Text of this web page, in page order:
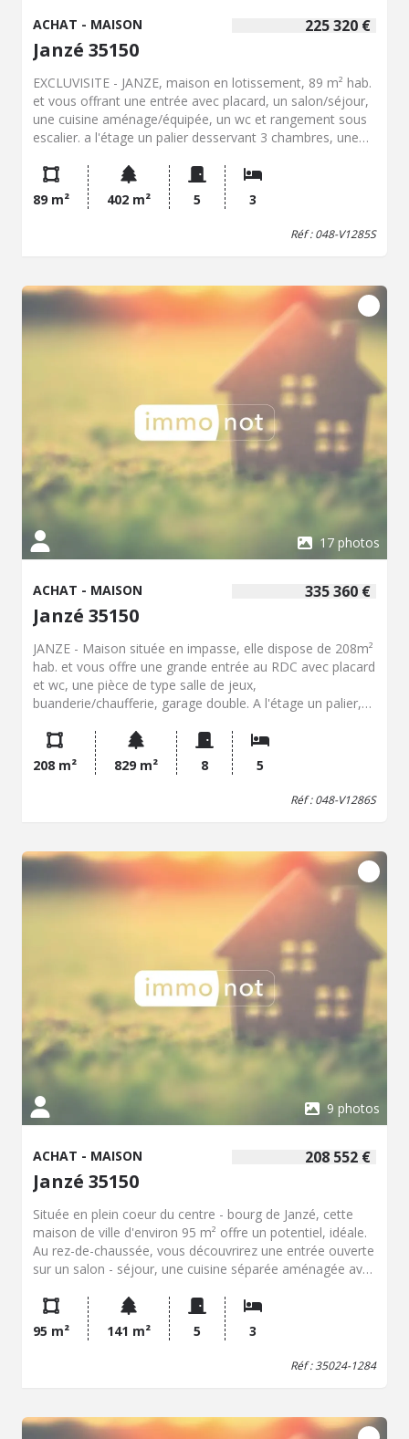
225 320 €
ACHAT - MAISON
Janzé 35150
EXCLUVISITE - JANZE, maison en lotissement, 89 m² hab.
et vous offrant une entrée avec placard, un salon/séjour,
une cuisine aménage/équipée, un wc et rangement sous
escalier. a l'étage un palier desservant 3 chambres, une
89 m² 402 m² 5 3
Réf : 048-V1285S
17 photos
335 360 €
ACHAT - MAISON
Janzé 35150
JANZE - Maison située en impasse, elle dispose de 208m²
hab. et vous offre une grande entrée au RDC avec placard
et wc, une pièce de type salle de jeux,
buanderie/chaufferie, garage double. A l'étage un palier,
arrière cuisine, une chambre, un bureau, une salle de
bains, un wc. Au 2e étage un couloir, 4 chambres, une
salle de bains, un wc et un débarras. Terrain de 829 m²
208 m² 829 m² 8 5
Réf : 048-V1286S
9 photos
208 552 €
ACHAT - MAISON
Janzé 35150
Située en plein coeur du centre - bourg de Janzé, cette
maison de ville d'environ 95 m² offre un potentiel, idéale.
Au rez-de-chaussée, vous découvrirez une entrée ouverte
sur un salon - séjour, une cuisine séparée aménagée avec
dessert une salle de bain ainsi que des toilettes
indépendantes. Le premier étage se compose d'un palier
desservant une chambre et un bureau, parfait pour un
espace nuit ou télétravail. Au deuxième étage, un
intérieure agréable avec une dépendance équipée en eau
et électricité, comprenant deux pièces (environ 10 m² et
95 m² 141 m² 5 3
Réf : 35024-1284